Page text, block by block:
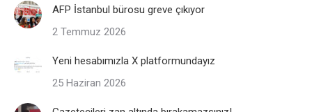
AFP İstanbul bürosu greve çıkıyor
2 Temmuz 2026
Yeni hesabımızla X platformundayız
25 Haziran 2026